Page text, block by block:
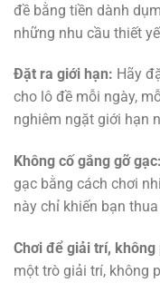
đề bằng tiền dành
những nhu cầu thiết
Đặt ra giới hạn: Hãy
cho lô đề mỗi ngày,
nghiêm ngặt giới hạn
Không cố gắng gỡ gạc:
gạc bằng cách chơi
này chỉ khiến bạn
Chơi để giải trí,
một trò giải trí, không